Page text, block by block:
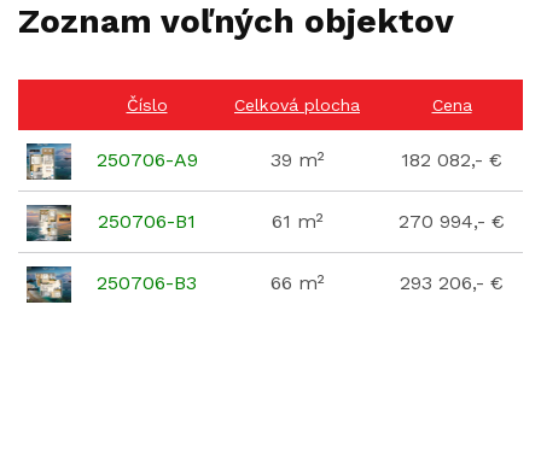
Zoznam voľných objektov
Číslo Celková plocha Cena
250706-A9 39 m² 182 082,- €
250706-B1 61 m² 270 994,- €
250706-B3 66 m² 293 206,- €